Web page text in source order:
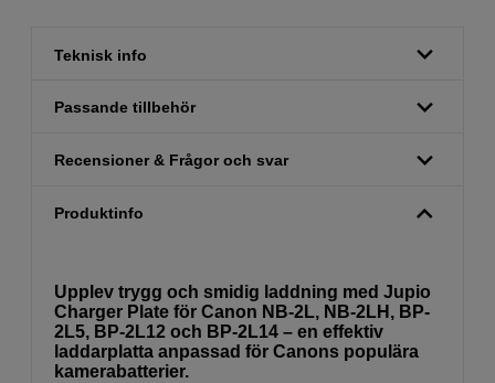
Teknisk info
Passande tillbehör
Recensioner & Frågor och svar
Produktinfo
Upplev trygg och smidig laddning med Jupio
Charger Plate för Canon NB-2L, NB-2LH, BP-
2L5, BP-2L12 och BP-2L14 – en effektiv
laddarplatta anpassad för Canons populära
kamerabatterier.